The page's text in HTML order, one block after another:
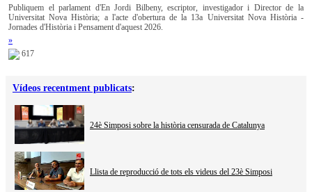
Publiquem el parlament d'En Jordi Bilbeny, escriptor, investigador i Director de la
Universitat Nova Història; a l'acte d'obertura de la 13a Universitat Nova Història -
Jornades d'Història i Pensament d'aquest 2026.
»
617
Vídeos recentment publicats:
24è Simposi sobre la història censurada de Catalunya
Llista de reproducció de tots els videus del 23è Simposi